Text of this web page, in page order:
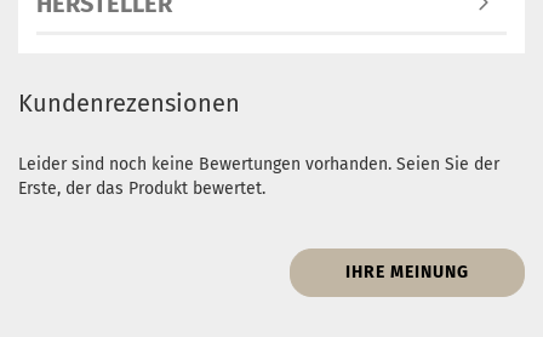
Kundenrezensionen
Leider sind noch keine Bewertungen vorhanden. Seien Sie der
Erste, der das Produkt bewertet.
IHRE MEINUNG